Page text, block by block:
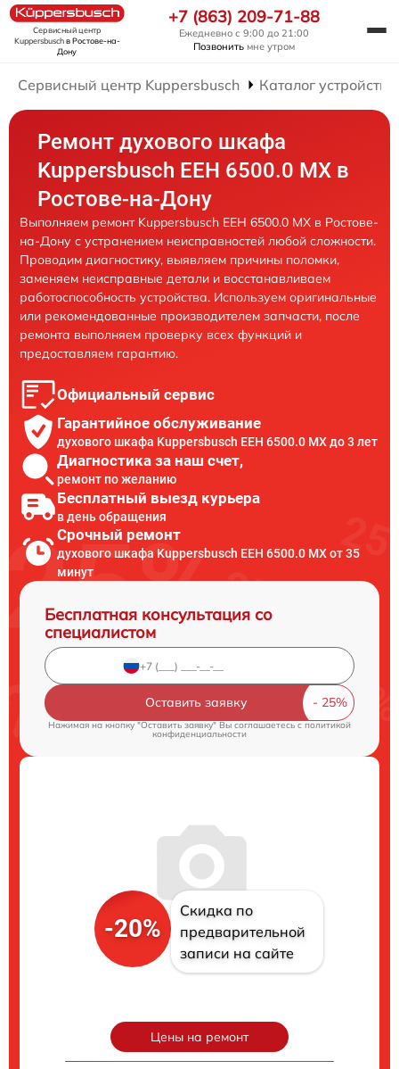
Сервисный центр
Kuppersbuschв Ростове-на-
Дону
+7 (863) 209-71-88
Ежедневно с 9:00 до 21:00
Позвонить мне утром
Сервисный центр Kuppersbusch Каталог устройств
Ремонт духового шкафа
Kuppersbusch EEH 6500.0 MX в
Ростове-на-Дону
Выполняем ремонт Kuppersbusch EEH 6500.0 MX в Ростове-
на-Дону с устранением неисправностей любой сложности.
Проводим диагностику, выявляем причины поломки,
заменяем неисправные детали и восстанавливаем
работоспособность устройства. Используем оригинальные
или рекомендованные производителем запчасти, после
ремонта выполняем проверку всех функций и
предоставляем гарантию.
Официальный сервис
Гарантийное обслуживание
духового шкафа Kuppersbusch EEH 6500.0 MX до 3 лет
Диагностика за наш счет,
ремонт по желанию
Бесплатный выезд курьера
в день обращения
Срочный ремонт
духового шкафа Kuppersbusch EEH 6500.0 MX от 35
минут
Бесплатная консультация со
специалистом
Оставить заявку
Нажимая на кнопку "Оставить заявку" Вы соглашаетесь c политикой
конфиденциальности
-20%
Скидка по
предварительной
записи на сайте
Цены на ремонт